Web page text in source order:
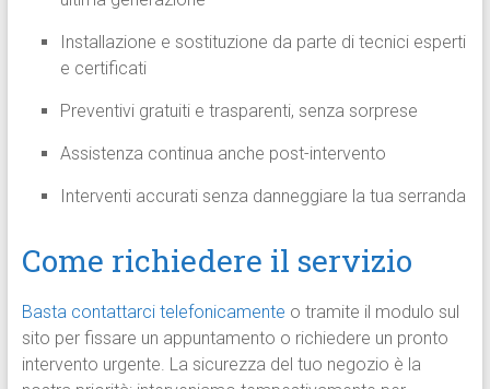
Installazione e sostituzione da parte di tecnici esperti
e certificati
Preventivi gratuiti e trasparenti, senza sorprese
Assistenza continua anche post-intervento
Interventi accurati senza danneggiare la tua serranda
Come richiedere il servizio
Basta contattarci telefonicamente o tramite il modulo sul
sito per fissare un appuntamento o richiedere un pronto
intervento urgente. La sicurezza del tuo negozio è la